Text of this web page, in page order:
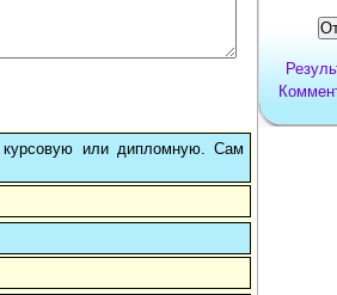
курсовую или дипломную. Сам